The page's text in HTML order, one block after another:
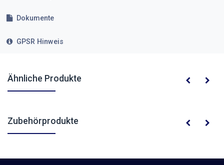
Dokumente
GPSR Hinweis
Ähnliche Produkte
Zubehörprodukte